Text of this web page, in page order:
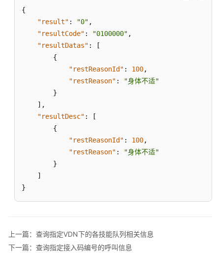
定
VDN
下
座
席
有
座
{
"result" : "0" ,
"resultCode" : "0100000" ,
"resultDatas" :
[
{
"restReasonId" : 100,
"restReason" :
"身体不适"
}
] ,
"resultDesc" :
[
{
"restReasonId" : 100,
"restReason" :
"身体不适"
}
]
}
上一篇：查询指定VDN下的各技能队列相关信息
下一篇：查询指定接入码编号的呼叫信息